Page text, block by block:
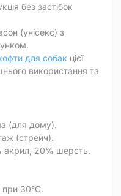
без застібок
(унісекс) з
для собак цієї
використання та
(для дому).
(стрейч).
акрил, 20% шерсть.
30°C.